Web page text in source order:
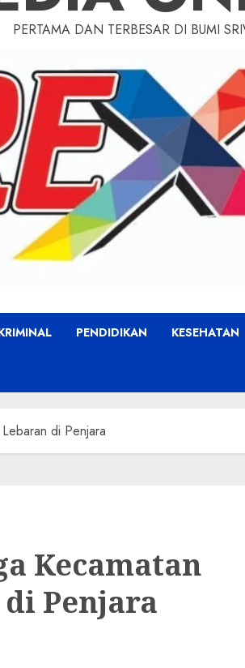
PERTAMA DAN TERBESAR DI BUMI
PENDIDIKAN KESEHATAN
di Penjara
Kecamatan
Penjara